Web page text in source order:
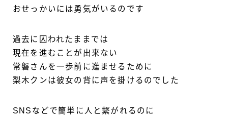
おせっかいには勇気がいるのです
過去に囚われたままでは
現在を進むことが出来ない
常磐さんを一歩前に進ませるために
梨木クンは彼女の背に声を掛けるのでした
SNSなどで簡単に人と繋がれるのに